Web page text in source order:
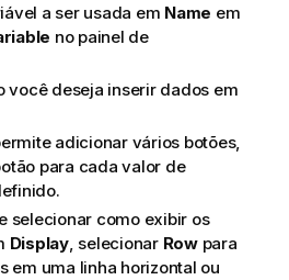
a ser usada em Name em
no painel de
você deseja inserir dados em
adicionar vários botões,
para cada valor de
selecionar como exibir os
Display, selecionar Row para
em uma linha horizontal ou